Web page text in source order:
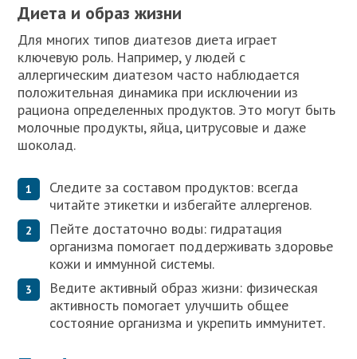
Диета и образ жизни
Для многих типов диатезов диета играет
ключевую роль. Например, у людей с
аллергическим диатезом часто наблюдается
положительная динамика при исключении из
рациона определенных продуктов. Это могут быть
молочные продукты, яйца, цитрусовые и даже
шоколад.
Следите за составом продуктов: всегда
читайте этикетки и избегайте аллергенов.
Пейте достаточно воды: гидратация
организма помогает поддерживать здоровье
кожи и иммунной системы.
Ведите активный образ жизни: физическая
активность помогает улучшить общее
состояние организма и укрепить иммунитет.